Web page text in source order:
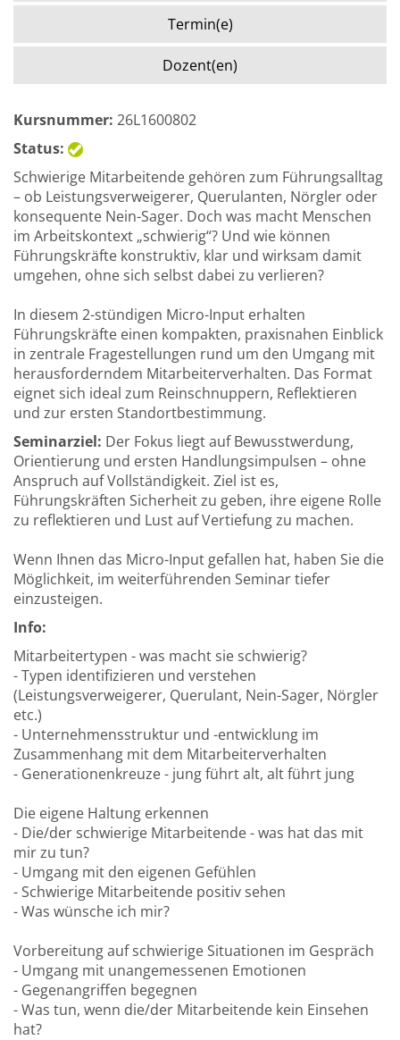
Termin(e)
Dozent(en)
Kursnummer: 26L1600802
Status:
Schwierige Mitarbeitende gehören zum Führungsalltag
– ob Leistungsverweigerer, Querulanten, Nörgler oder
konsequente Nein-Sager. Doch was macht Menschen
im Arbeitskontext „schwierig“? Und wie können
Führungskräfte konstruktiv, klar und wirksam damit
umgehen, ohne sich selbst dabei zu verlieren?
In diesem 2-stündigen Micro-Input erhalten
Führungskräfte einen kompakten, praxisnahen Einblick
in zentrale Fragestellungen rund um den Umgang mit
herausforderndem Mitarbeiterverhalten. Das Format
eignet sich ideal zum Reinschnuppern, Reflektieren
und zur ersten Standortbestimmung.
Seminarziel: Der Fokus liegt auf Bewusstwerdung,
Orientierung und ersten Handlungsimpulsen – ohne
Anspruch auf Vollständigkeit. Ziel ist es,
Führungskräften Sicherheit zu geben, ihre eigene Rolle
zu reflektieren und Lust auf Vertiefung zu machen.
Wenn Ihnen das Micro-Input gefallen hat, haben Sie die
Möglichkeit, im weiterführenden Seminar tiefer
einzusteigen.
Info:
Mitarbeitertypen - was macht sie schwierig?
- Typen identifizieren und verstehen
(Leistungsverweigerer, Querulant, Nein-Sager, Nörgler
etc.)
- Unternehmensstruktur und -entwicklung im
Zusammenhang mit dem Mitarbeiterverhalten
- Generationenkreuze - jung führt alt, alt führt jung
Die eigene Haltung erkennen
- Die/der schwierige Mitarbeitende - was hat das mit
mir zu tun?
- Umgang mit den eigenen Gefühlen
- Schwierige Mitarbeitende positiv sehen
- Was wünsche ich mir?
Vorbereitung auf schwierige Situationen im Gespräch
- Umgang mit unangemessenen Emotionen
- Gegenangriffen begegnen
- Was tun, wenn die/der Mitarbeitende kein Einsehen
hat?